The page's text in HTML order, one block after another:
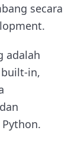
secara
adalah
in,